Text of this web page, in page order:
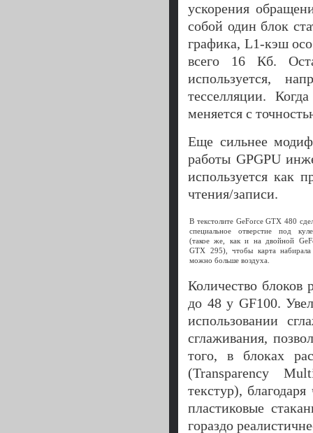
ускорения
собой один блок
графика, L1-кэш
всего 16 Кб.
используется,
тесселляции.
меняется с
Еще сильнее
работы GPGPU
используется как
чтения/записи.
В текстолите GeForce GTX 480
специальное отверстие под
(такое же, как и на двойной
GTX 295), чтобы карта набирала
можно больше воздуха.
Количество блоков
до 48 у GF100.
использовании
сглаживания,
того, в блоках
(Transparency
текстур),
пластиковые
гораздо